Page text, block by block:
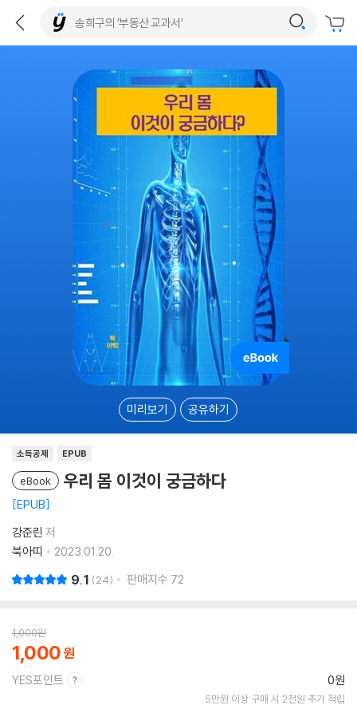
미리보기 공유하기
소득공제 EPUB
eBook 우리 몸 이것이 궁금하다
EPUB
강준린 저
북아띠
2023.01.20.
9.1 24 판매지수 72
1,000원
1,000
YES포인트 0원
5만원 이상 구매 시 2천원 추가 적립